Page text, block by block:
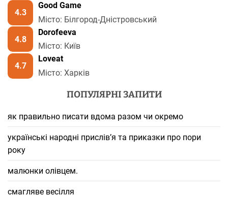
4.3
Good Game
Місто: Білгород-Дністровський
4.8
Dorofeeva
Місто: Київ
4.7
Loveat
Місто: Харків
ПОПУЛЯРНІ ЗАПИТИ
як правильно писати вдома разом чи окремо
українські народні прислів’я та приказки про пори
року
малюнки олівцем.
смагляве весілля